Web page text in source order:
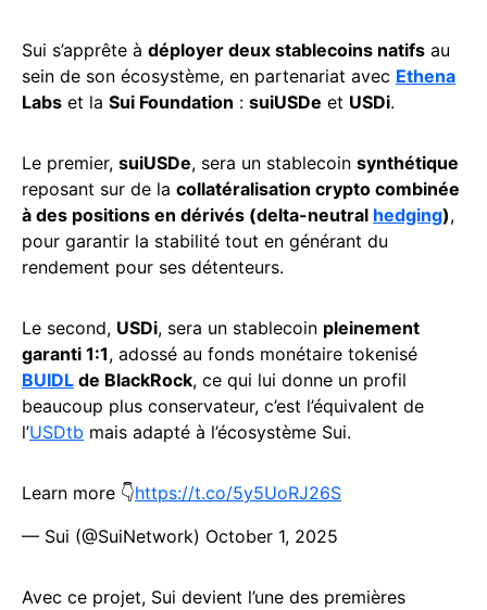
Sui s’apprête à déployer deux stablecoins natifs au
sein de son écosystème, en partenariat avec Ethena
Labs et la Sui Foundation : suiUSDe et USDi.
Le premier, suiUSDe, sera un stablecoin synthétique
reposant sur de la collatéralisation crypto combinée
à des positions en dérivés (delta-neutral hedging),
pour garantir la stabilité tout en générant du
rendement pour ses détenteurs.
Le second, USDi, sera un stablecoin pleinement
garanti 1:1, adossé au fonds monétaire tokenisé
BUIDL de BlackRock, ce qui lui donne un profil
beaucoup plus conservateur, c’est l’équivalent de
l’USDtb mais adapté à l’écosystème Sui.
Learn more 👇https://t.co/5y5UoRJ26S
— Sui (@SuiNetwork) October 1, 2025
Avec ce projet, Sui devient l’une des premières